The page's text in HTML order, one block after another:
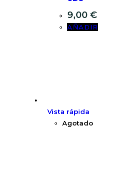
9,00 €
AÑADIR
Vista rápida
Agotado